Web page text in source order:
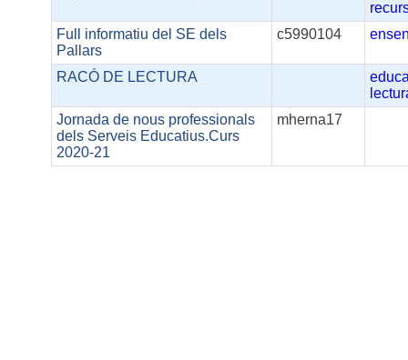
Full informatiu del SE dels
Pallars
c5990104
RACÓ DE LECTURA
Jornada de nous professionals
dels Serveis Educatius.Curs
2020-21
mherna17